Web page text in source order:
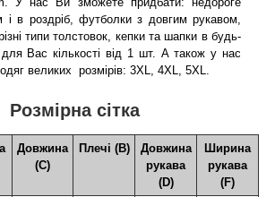
і в роздріб, футболки з довгим рукавом,
типи толстовок, кепки та шапки в будь-
Вас кількості від 1 шт. А також у нас
великих розмірів: 3XL, 4XL, 5XL.
Розмірна сітка
Довжина
(С)
Плечі (В)
Довжина
рукава
(D)
Ширина
рукава
(F)